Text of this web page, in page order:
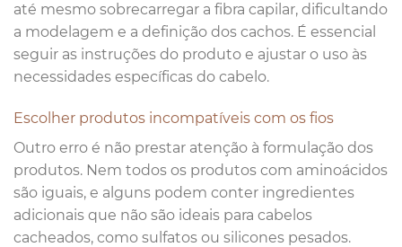
até mesmo sobrecarregar a fibra capilar, dificultando
a modelagem e a definição dos cachos. É essencial
seguir as instruções do produto e ajustar o uso às
necessidades específicas do cabelo.
Escolher produtos incompatíveis com os fios
Outro erro é não prestar atenção à formulação dos
produtos. Nem todos os produtos com aminoácidos
são iguais, e alguns podem conter ingredientes
adicionais que não são ideais para cabelos
cacheados, como sulfatos ou silicones pesados.